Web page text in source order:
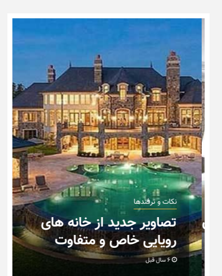
نکات و ترفندها
تصاویر جدید از خانه های
رویایی خاص و متفاوت
6 سال قبل